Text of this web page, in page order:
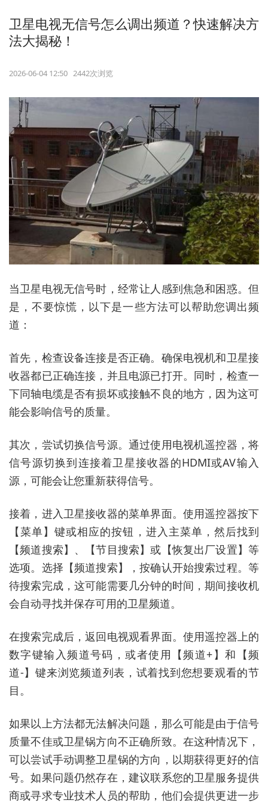
卫星电视无信号怎么调出频道？快速解决方
法大揭秘！
2026-06-04 12:50 2442次浏览
当卫星电视无信号时，经常让人感到焦急和困惑。但
是，不要惊慌，以下是一些方法可以帮助您调出频
道：
首先，检查设备连接是否正确。确保电视机和卫星接
收器都已正确连接，并且电源已打开。同时，检查一
下同轴电缆是否有损坏或接触不良的地方，因为这可
能会影响信号的质量。
其次，尝试切换信号源。通过使用电视机遥控器，将
信号源切换到连接着卫星接收器的HDMI或AV输入
源，可能会让您重新获得信号。
接着，进入卫星接收器的菜单界面。使用遥控器按下
【菜单】键或相应的按钮，进入主菜单，然后找到
【频道搜索】、【节目搜索】或【恢复出厂设置】等
选项。选择【频道搜索】，按确认开始搜索过程。等
待搜索完成，这可能需要几分钟的时间，期间接收机
会自动寻找并保存可用的卫星频道。
在搜索完成后，返回电视观看界面。使用遥控器上的
数字键输入频道号码，或者使用【频道+】和【频
道-】键来浏览频道列表，试着找到您想要观看的节
目。
如果以上方法都无法解决问题，那么可能是由于信号
质量不佳或卫星锅方向不正确所致。在这种情况下，
可以尝试手动调整卫星锅的方向，以期获得更好的信
号。如果问题仍然存在，建议联系您的卫星服务提供
商或寻求专业技术人员的帮助，他们会提供更进一步